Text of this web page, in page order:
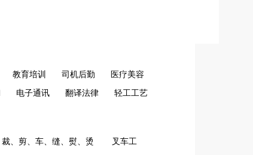
教育培训 司机后勤 医疗美容
电子通讯 翻译法律 轻工工艺
裁、剪、车、缝、熨、烫 叉车工